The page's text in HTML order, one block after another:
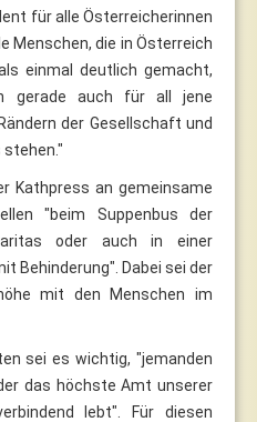
für alle Österreicherinnen
Menschen, die in Österreich
einmal deutlich gemacht,
gerade auch für all jene
der Gesellschaft und
stehen."
Kathpress an gemeinsame
"beim Suppenbus der
oder auch in einer
Behinderung". Dabei sei der
mit den Menschen im
sei es wichtig, "jemanden
das höchste Amt unserer
lebt". Für diesen